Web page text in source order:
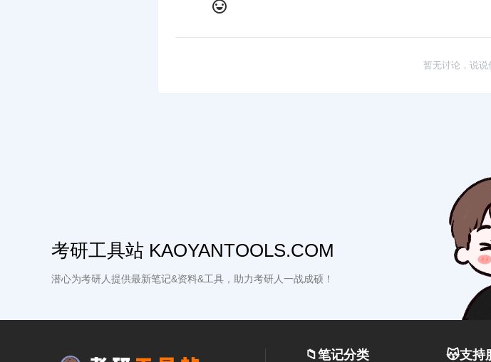
暂无讨论，说
考研工具站 KAOYANTOOLS.COM
潜心为考研人提供最新笔记&资料&工具，助力考研人一战成硕！
📁笔记分类 😽支持